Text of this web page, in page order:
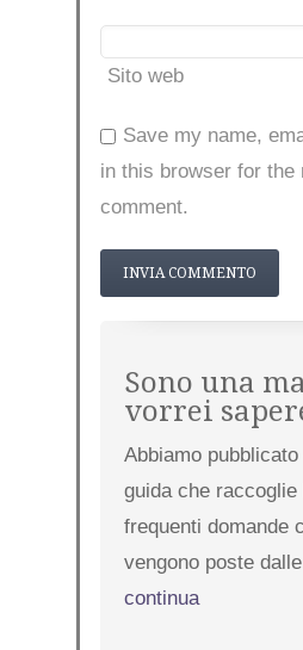
Sito web
Save my name,
in this browser for the
comment.
Sono una
vorrei
Abbiamo
guida che raccoglie
frequenti domande
vengono poste
continua